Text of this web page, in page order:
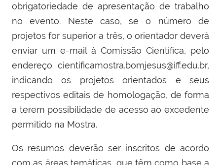
obrigatoriedade de apresentação de trabalho
no evento. Neste caso, se o número de
projetos for superior a três, o orientador deverá
enviar um e-mail à Comissão Científica, pelo
endereço cientificamostra.bomjesus@iff.edu.br,
indicando os projetos orientados e seus
respectivos editais de homologação, de forma
a terem possibilidade de acesso ao excedente
permitido na Mostra.
Os resumos deverão ser inscritos de acordo
com as áreas temáticas, que têm como base a